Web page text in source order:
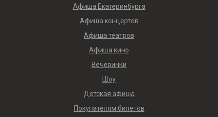
Афиша Екатеринбурга
Афиша концертов
Афиша театров
Афиша кино
Вечеринки
Шоу
Детская афиша
Покупателям билетов